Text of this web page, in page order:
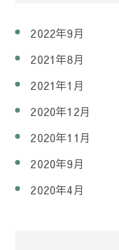
2022年9月
2021年8月
2021年1月
2020年12月
2020年11月
2020年9月
2020年4月